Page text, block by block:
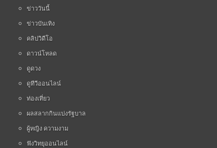
ข่าววันนี้
ข่าวบันเทิง
คลิปวิดีโอ
ดาวน์โหลด
ดูดวง
ดูทีวีออนไลน์
ท่องเที่ยว
ผลสลากกินแบ่งรัฐบาล
ผู้หญิง ความงาม
ฟังวิทยุออนไลน์